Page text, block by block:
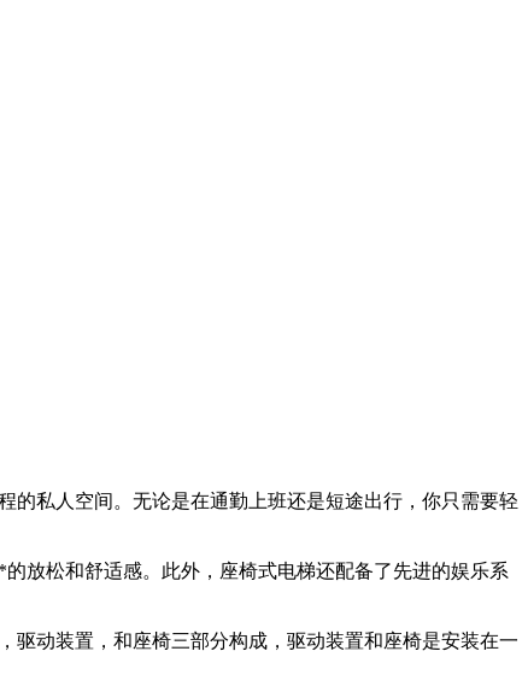
的私人空间。无论是在通勤上班还是短途出行，你只需要轻
放松和舒适感。此外，座椅式电梯还配备了先进的娱乐系
驱动装置，和座椅三部分构成，驱动装置和座椅是安装在一